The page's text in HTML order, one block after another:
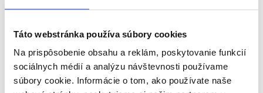
Táto webstránka používa súbory cookies
Na prispôsobenie obsahu a reklám, poskytovanie funkcií
sociálnych médií a analýzu návštevnosti používame
súbory cookie. Informácie o tom, ako používate naše
Vašeho oprávnění zastupovat Uživatele při uzavření smlouvy
Vaše Osobní údaje jako zástupce právnické osoby jsou v
oprávněného zájmu na ověření Vašeho oprávnění jednat
jménem Uživatele (právní základ podle článku 6. odst. 1 písm.
f) nařízení GDPR).